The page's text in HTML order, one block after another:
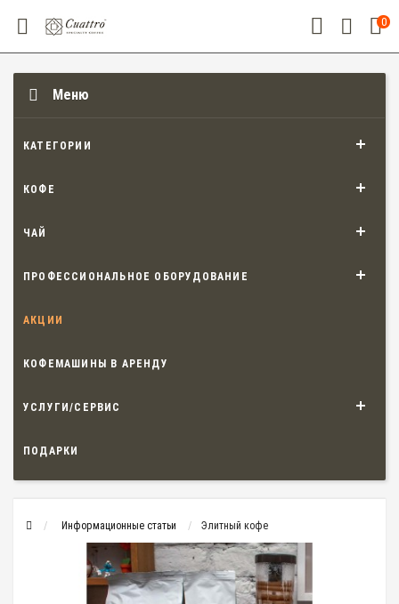
0
Меню
КАТЕГОРИИ
КОФЕ
ЧАЙ
ПРОФЕССИОНАЛЬНОЕ ОБОРУДОВАНИЕ
АКЦИИ
КОФЕМАШИНЫ В АРЕНДУ
УСЛУГИ/СЕРВИС
ПОДАРКИ
Информационные статьи Элитный кофе